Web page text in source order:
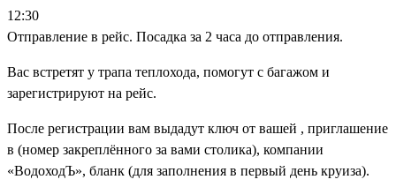
12:30
Отправление в рейс. Посадка за 2 часа до отправления.
Вас встретят у трапа теплохода, помогут с багажом и
зарегистрируют на рейс.
После регистрации вам выдадут ключ от вашей , приглашение
в (номер закреплённого за вами столика), компании
«ВодоходЪ», бланк (для заполнения в первый день круиза).